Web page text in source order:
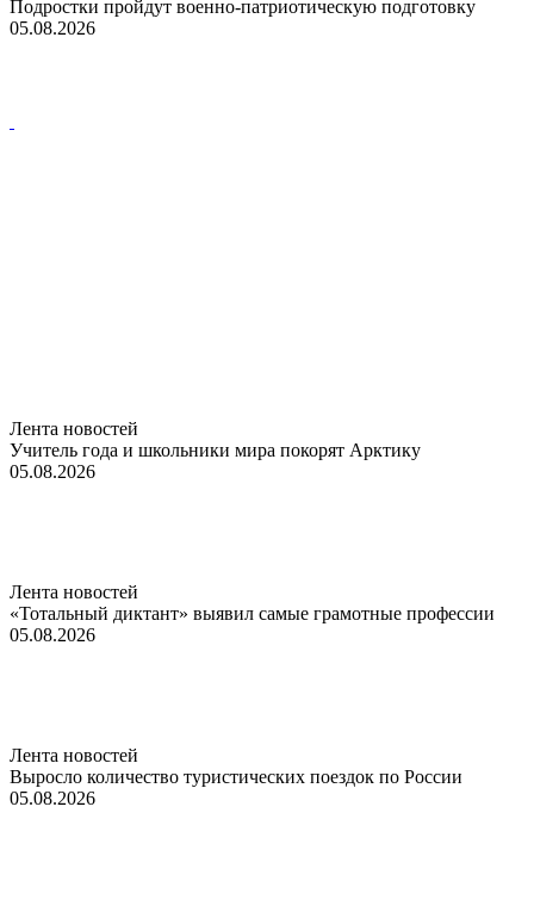
Подростки пройдут военно-патриотическую подготовку
05.08.2026
Лента новостей
Учитель года и школьники мира покорят Арктику
05.08.2026
Лента новостей
«Тотальный диктант» выявил самые грамотные профессии
05.08.2026
Лента новостей
Выросло количество туристических поездок по России
05.08.2026